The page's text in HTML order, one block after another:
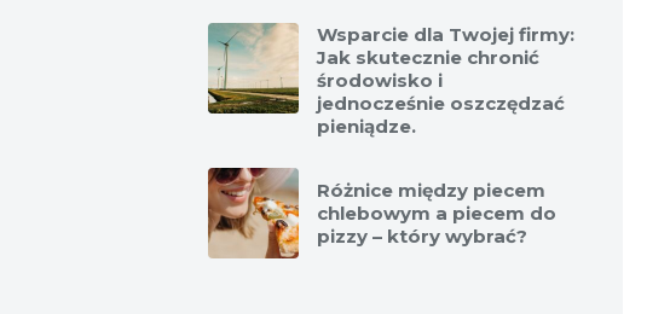
Wsparcie dla Twojej firmy:
Jak skutecznie chronić
środowisko i
jednocześnie oszczędzać
pieniądze.
Różnice między piecem
chlebowym a piecem do
pizzy – który wybrać?